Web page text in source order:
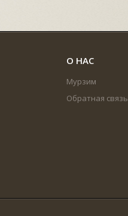
О НАС
Мурзим
Обратная связь